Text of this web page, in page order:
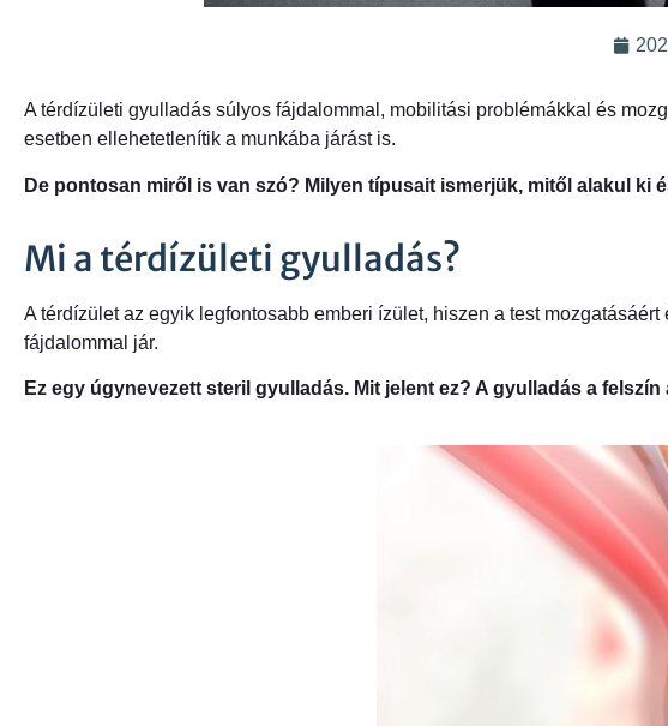
A térdízületi gyulladás súlyos fájdalommal, mobilitási problémákkal és
esetben ellehetetlenítik a munkába járást is.
De pontosan miről is van szó? Milyen típusait ismerjük, mitől alakul
Mi a térdízületi gyulladás?
A térdízület az egyik legfontosabb emberi ízület, hiszen a test
fájdalommal jár.
Ez egy úgynevezett steril gyulladás. Mit jelent ez? A gyulladás a